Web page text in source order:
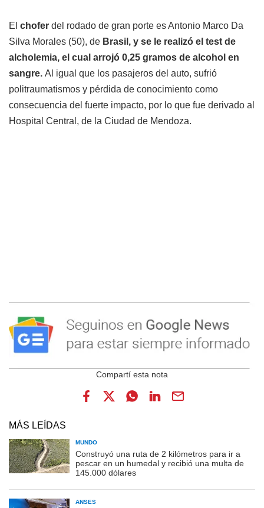
El chofer del rodado de gran porte es Antonio Marco Da
Silva Morales (50), de Brasil, y se le realizó el test de
alcholemia, el cual arrojó 0,25 gramos de alcohol en
sangre. Al igual que los pasajeros del auto, sufrió
politraumatismos y pérdida de conocimiento como
consecuencia del fuerte impacto, por lo que fue derivado al
Hospital Central, de la Ciudad de Mendoza.
MÁS LEÍDAS
MUNDO
Construyó una ruta de 2 kilómetros para ir a
pescar en un humedal y recibió una multa de
145.000 dólares
ANSES